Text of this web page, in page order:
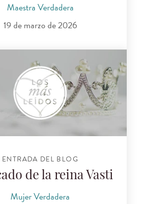
Maestra Verdadera
19 de marzo de 2026
ENTRADA DEL BLOG
de la reina Vasti
Mujer Verdadera